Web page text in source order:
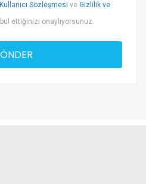
Kullanıcı Sözleşmesi ve Gizlilik ve
ettiğinizi onaylıyorsunuz.